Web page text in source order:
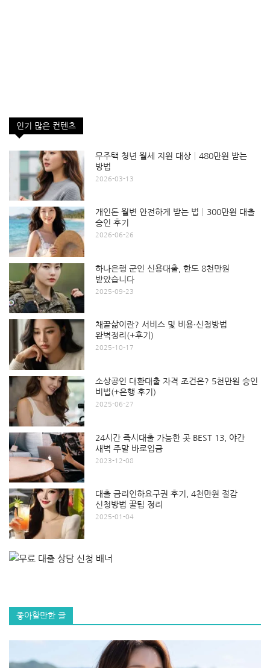
인기 많은 컨텐츠
무주택 청년 월세 지원 대상│480만원 받는
방법
2026-03-13
개인돈 월변 안전하게 받는 법│300만원 대출
승인 후기
2026-06-26
하나은행 군인 신용대출, 한도 8천만원
받았습니다
2025-09-23
채끝삶이란? 서비스 및 비용·신청방법
완벽정리(+후기)
2025-10-17
소상공인 대환대출 자격 조건은? 5천만원 승인
비법(+은행 후기)
2025-06-27
24시간 즉시대출 가능한 곳 BEST 13, 야간
새벽 주말 바로입금
2023-12-08
대출 금리인하요구권 후기, 4천만원 절감
신청방법 꿀팁 정리
2025-01-04
좋아할만한 글